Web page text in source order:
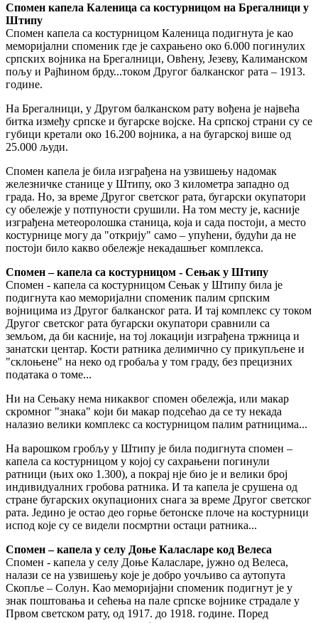
Спомен капела Каленица са костурницом на Брегалници у
Штипу
Спомен капела са костурницом Каленица подигнута је као
меморијални споменик где је сахрањено око 6.000 погинулих
српских војника на Брегалници, Овћену, Језеву, Калиманском
пољу и Рајћином брду...током Другог балканског рата – 1913.
године.
На Брегалници, у Другом балканском рату вођена је највећа
битка између српске и бугарске војске. На српској страни су се
губици кретали око 16.200 војника, а на бугарској више од
25.000 људи.
Спомен капела је била изграђена на узвишењу надомак
железничке станице у Штипу, око 3 километра западно од
града. Но, за време Другог светског рата, бугарски окупатори
су обележје у потпуности срушили. На том месту је, касније
изграђена метеоролошка станица, која и сада постоји, а место
костурнице могу да "открију" само – упућени, будући да не
постоји било какво обележје некадашњег комплекса.
Спомен – капела са костурницом - Сењак у Штипу
Спомен - капела са костурницом Сењак у Штипу била је
подигнута као меморијални споменик палим српским
војницима из Другог балканског рата. И тај комплекс су током
Другог светског рата бугарски окупатори сравнили са
земљом, да би касније, на тој локацији изграђена тржница и
занатски центар. Кости ратника делимично су прикупљене и
"склоњене" на неко од гробаља у том граду, без прецизних
података о томе...
Ни на Сењаку нема никаквог спомен обележја, или макар
скромног "знака" који би макар подсећао да се ту некада
налазио велики комплекс са костурницом палим ратницима...
На варошком гробљу у Штипу је била подигнута спомен –
капела са костурницом у којој су сахрањени погинули
ратници (њих око 1.300), а покрај нје био је и велики број
индивидуалних гробова ратника. И та капела је срушена од
стране бугарских окупационих снага за време Другог светског
рата. Једино је остао део горње бетонске плоче на костурници
испод које су се видели посмртни остаци ратника...
Спомен – капела у селу Доње Каласларе код Велеса
Спомен - капела у селу Доње Каласларе, јужно од Велеса,
налази се на узвишењу које је добро уочљиво са аутопута
Скопље – Солун. Као меморијајни споменик подигнут је у
знак поштовања и сећења на пале српске војнике страдале у
Првом светском рату, од 1917. до 1918. године. Поред